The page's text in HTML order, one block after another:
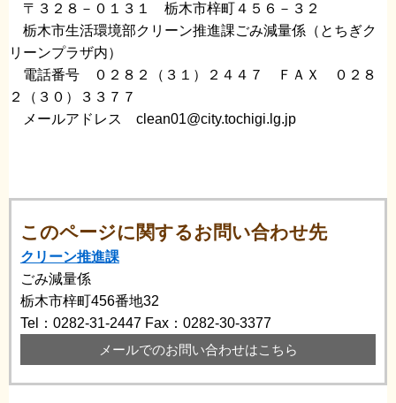
〒３２８－０１３１ 栃木市梓町４５６－３２
栃木市生活環境部クリーン推進課ごみ減量係（とちぎク
リーンプラザ内）
電話番号 ０２８２（３１）２４４７ ＦＡＸ ０２８
２（３０）３３７７
メールアドレス clean01@city.tochigi.lg.jp
このページに関するお問い合わせ先
クリーン推進課
ごみ減量係
栃木市梓町456番地32
Tel：0282-31-2447 Fax：0282-30-3377
メールでのお問い合わせはこちら